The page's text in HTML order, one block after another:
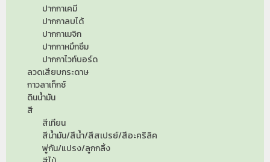
ปากกาเคมี
ปากกาลบได้
ปากกาเมจิก
ปากกาหมึกซึม
ปากกาไวท์บอร์ด
ลวดเสียบกระดาษ
กาวลาเท็กซ์
ดินน้ำมัน
สี
สีเทียน
สีน้ำมัน/สีน้ำ/สีสเปรย์/สีอะคริลิค
พู่กัน/แปรง/ลูกกลิ้ง